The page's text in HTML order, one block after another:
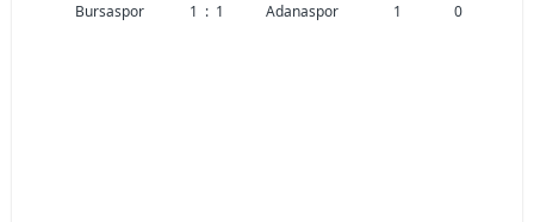
Bursaspor 1 : 1 Adanaspor 1 0